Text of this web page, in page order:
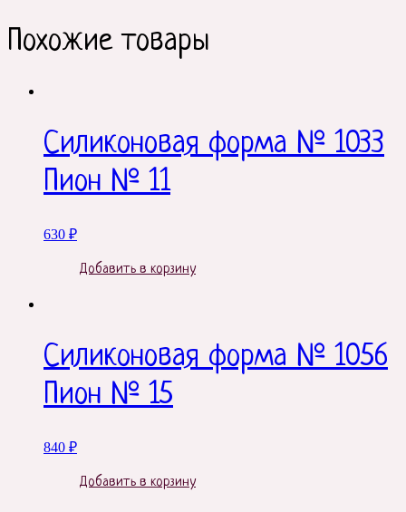
Похожие товары
Силиконовая форма № 1033
Пион № 11
630 ₽
Добавить в корзину
Силиконовая форма № 1056
Пион № 15
840 ₽
Добавить в корзину